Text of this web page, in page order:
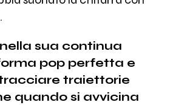
sua continua
pop perfetta e
traiettorie
quando si avvicina